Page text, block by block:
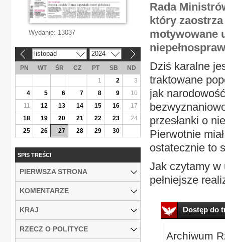
Rada
który
motywowane
Dziś karalne
traktowane
jak
przesłanki o
Pierwotnie
ostatecznie to
Jak czytamy w
pełniejsze
Dostęp do
Archiwum
Wydanie: 13037
listopad 2024
PN WT ŚR CZ PT SB
ND
1
2
3
4
5 6 7 8 9
10
11
12 13 14 15 16
17
18
19 20 21 22 23
24
25
26 27 28 29 30
SPIS TREŚCI
PIERWSZA STRONA
KOMENTARZE
KRAJ
RZECZ O POLITYCE